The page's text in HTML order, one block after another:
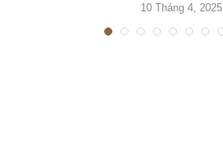
10 Tháng 4, 2025